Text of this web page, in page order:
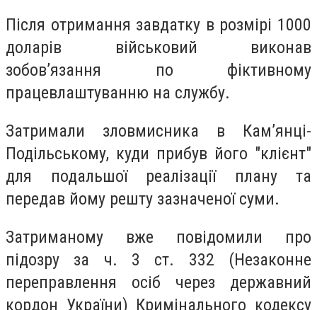
Після отримання завдатку в розмірі 1000
доларів військовий виконав
зобов’язання по фіктивному
працевлаштуванню на службу.
Затримали зловмисника в Кам’янці-
Подільському, куди прибув його "клієнт"
для подальшої реалізації плану та
передав йому решту зазначеної суми.
Затриманому вже повідомили про
підозру за ч. 3 ст. 332 (Незаконне
переправлення осіб через державний
кордон України) Кримінального кодексу